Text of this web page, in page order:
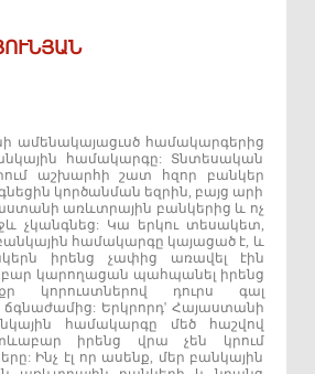
ամենակայացւսծ համակարգերից
համակարգը: Տնտեսական
աշխարհի շատ հզոր բանկեր
կործանման եզրին, բայց արի
առևտրային բանկերից և ոչ
չկանգնեց: Կա երկու տեսակետ,
համակարգը կայացած է, և
իրենց չափից առավել էին
կարողացան պահպանել իրենց
կորուստներով դուրս գալ
Երկրորդ' Հայաստանի
համակարգը մեծ հաշվով
իրենց վրա չեն կրում
Ինչ էլ որ ասենք, մեր բանկային